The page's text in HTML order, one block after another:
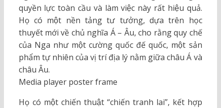
quyền lực toàn cầu và làm việc này rất hiệu quả.
Họ có một nền tảng tư tưởng, dựa trên học
thuyết mới về chủ nghĩa Á – Âu, cho rằng quy chế
của Nga như một cường quốc đế quốc, một sản
phẩm tự nhiên của vị trí địa lý nằm giữa châu Á và
châu Âu.
Media player poster frame
Họ có một chiến thuật “chiến tranh lai”, kết hợp